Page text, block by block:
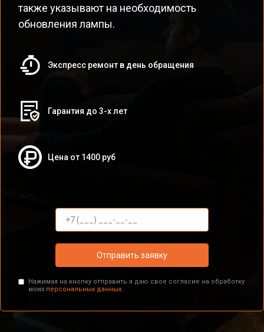
также указывают на необходимость
обновления лампы.
Экспресс ремонт в день обращения
Гарантия до 3-х лет
Цена от 1400 руб
Отправить заявку
Нажимая на кнопку отправить я даю свое согласие на обработку
моих персональных данных.